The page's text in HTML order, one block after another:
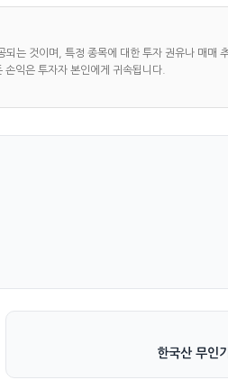
는 것이며, 특정 종목에 대한 투자 권유나 매매
익은 투자자 본인에게 귀속됩니다.
한국산 무인